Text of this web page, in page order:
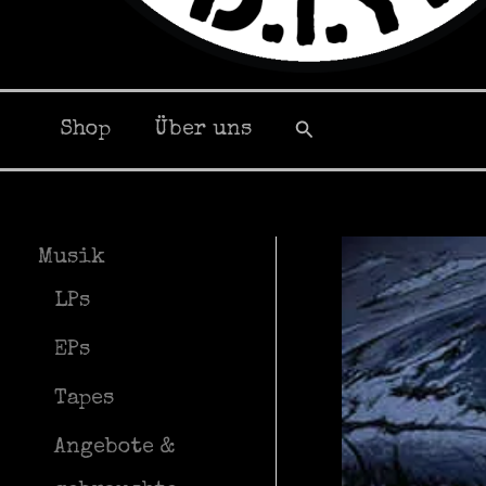
Shop Über uns Suchen
Musik
LPs
EPs
Tapes
Angebote &